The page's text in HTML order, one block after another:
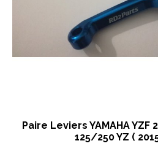
Paire Leviers YAMAHA YZF
125/250 YZ (